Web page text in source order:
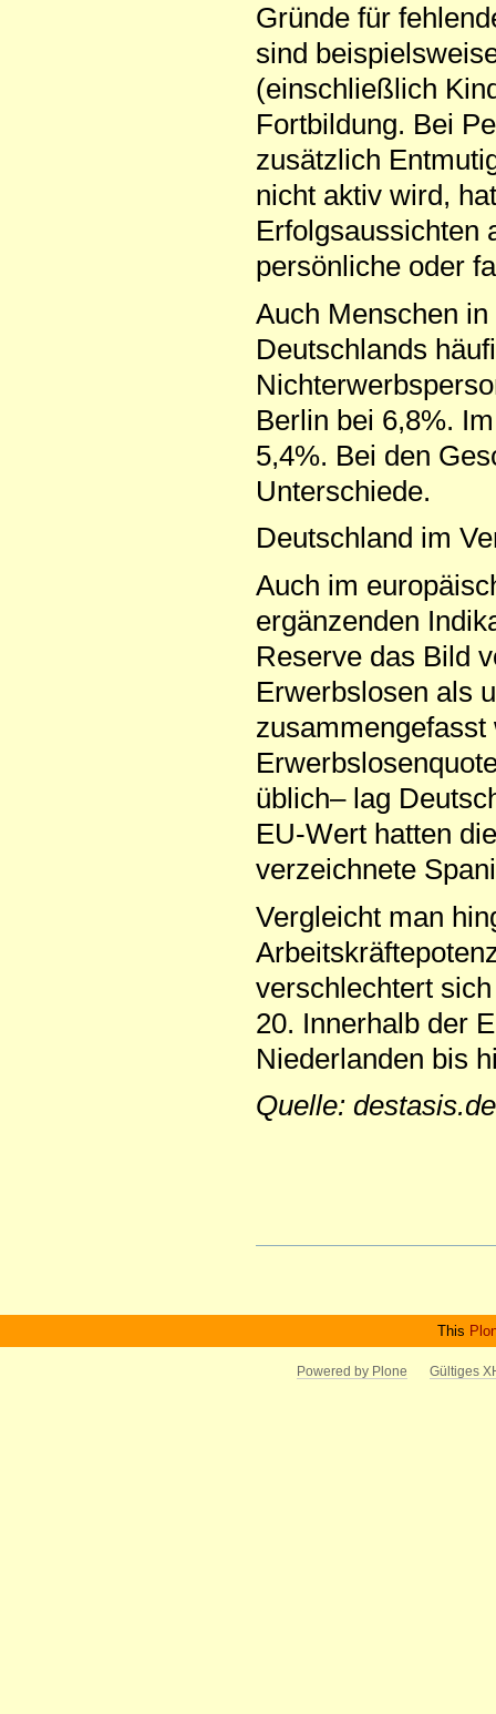
Gründe für
sind
(einschließlich
Fortbildung. Bei
zusätzlich
nicht aktiv wird,
Erfolgsaussichten
persönliche oder
Auch Menschen
Deutschlands
Berlin bei 6,8%.
5,4%. Bei den
Unterschiede.
Deutschland im
Auch im
ergänzenden
Reserve das Bild
Erwerbslosen als
üblich– lag
EU-Wert hatten
verzeichnete
Vergleicht man
verschlechtert
20. Innerhalb der
Niederlanden bis
Quelle:
This
Powered by Plone Gültiges